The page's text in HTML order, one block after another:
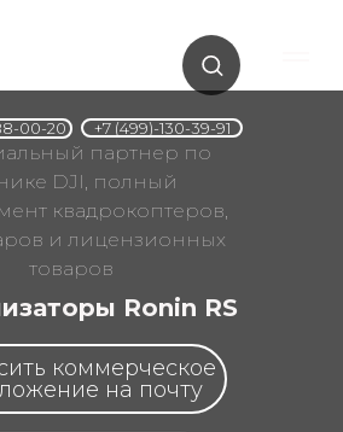
Ronin RS
партнер по
DJI, полный
квадрокоптеров,
и лицензионных
товаров
коммерческое
на почту
+7 (499)-130-39-91
00-20